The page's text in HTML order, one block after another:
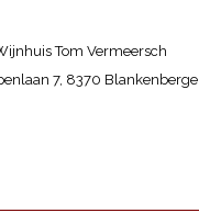
Tom Vermeersch
7, 8370 Blankenberge